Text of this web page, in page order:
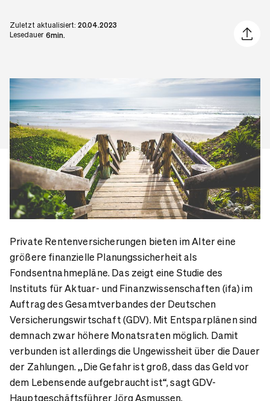
Zuletzt aktualisiert: 20.04.2023
Lesedauer 6min.
Artikel
Private Rentenversicherungen bieten im Alter eine
größere finanzielle Planungssicherheit als
Fondsentnahmepläne. Das zeigt eine Studie des
Instituts für Aktuar- und Finanzwissenschaften (ifa) im
Auftrag des Gesamtverbandes der Deutschen
Versicherungswirtschaft (GDV). Mit Entsparplänen sind
demnach zwar höhere Monatsraten möglich. Damit
verbunden ist allerdings die Ungewissheit über die Dauer
der Zahlungen. „Die Gefahr ist groß, dass das Geld vor
dem Lebensende aufgebraucht ist“, sagt GDV-
Hauptgeschäftsführer Jörg Asmussen.